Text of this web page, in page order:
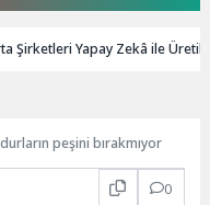
Şirketleri Yapay Zekâ ile
peşini bırakmıyor
0